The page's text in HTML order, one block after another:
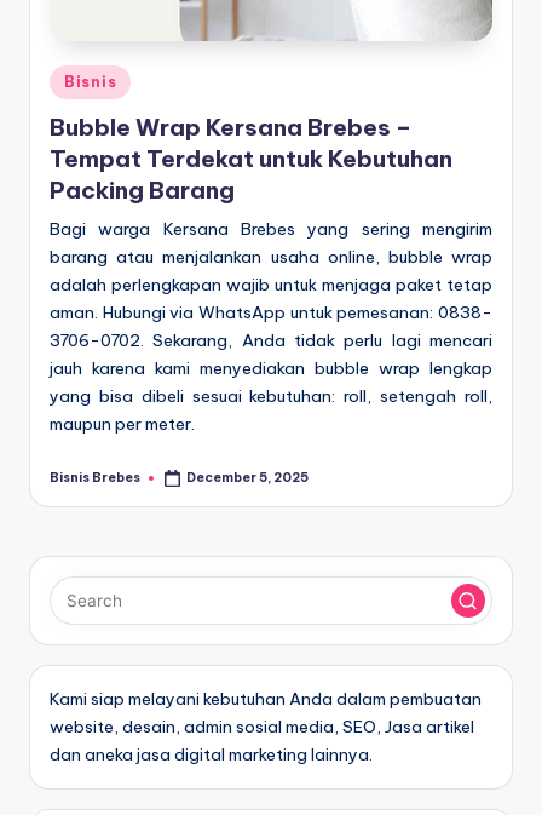
Posted
in
Bisnis
Bubble Wrap Kersana Brebes –
Tempat Terdekat untuk Kebutuhan
Packing Barang
Bagi warga Kersana Brebes yang sering mengirim
barang atau menjalankan usaha online, bubble wrap
adalah perlengkapan wajib untuk menjaga paket tetap
aman. Hubungi via WhatsApp untuk pemesanan: 0838-
3706-0702. Sekarang, Anda tidak perlu lagi mencari
jauh karena kami menyediakan bubble wrap lengkap
yang bisa dibeli sesuai kebutuhan: roll, setengah roll,
maupun per meter.
Posted
Bisnis Brebes December 5, 2025
Kami siap melayani kebutuhan Anda dalam pembuatan
website, desain, admin sosial media, SEO, Jasa artikel
dan aneka jasa digital marketing lainnya.